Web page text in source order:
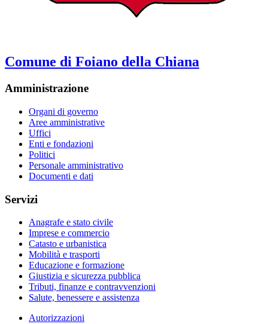
Comune di Foiano della Chiana
Amministrazione
Organi di governo
Aree amministrative
Uffici
Enti e fondazioni
Politici
Personale amministrativo
Documenti e dati
Servizi
Anagrafe e stato civile
Imprese e commercio
Catasto e urbanistica
Mobilità e trasporti
Educazione e formazione
Giustizia e sicurezza pubblica
Tributi, finanze e contravvenzioni
Salute, benessere e assistenza
Autorizzazioni